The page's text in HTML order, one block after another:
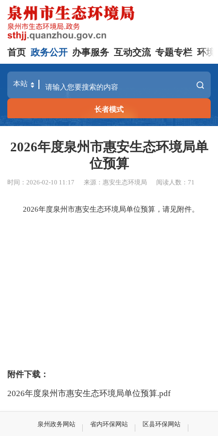
首页 政务公开 办事服务 互动交流 专题专栏 环境
长者模式
2026年度泉州市惠安生态环境局单
位预算
时间：2026-02-10 11:17 来源：惠安生态环境局 阅读人数： 71
2026年度泉州市惠安生态环境局单位预算 ，请见附件。
附件下载：
2026年度泉州市惠安生态环境局单位预算.pdf
泉州政务网站 省内环保网站 区县环保网站